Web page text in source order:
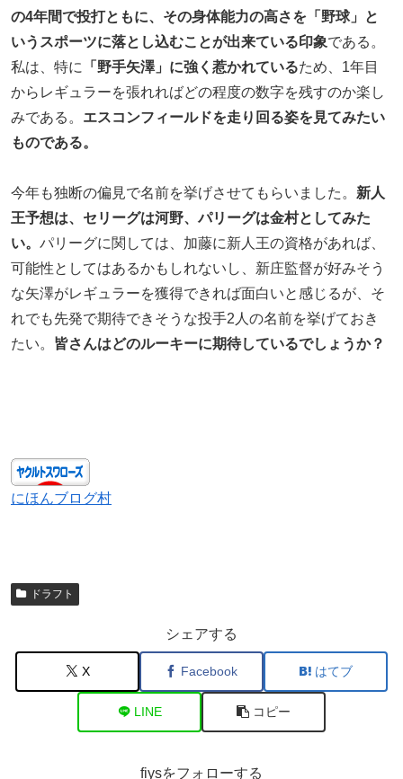
の4年間で投打ともに、その身体能力の高さを「野球」と
いうスポーツに落とし込むことが出来ている印象である。
私は、特に
「野手矢澤」に強く惹かれているため、1年目
からレギュラーを張れればどの程度の数字を残すのか楽し
みである。 エスコンフィールドを走り回る姿を見てみたい
ものである。
今年も独断の偏見で名前を挙げさせてもらいました。 新人
王予想は、セリーグは河野、パリーグは金村としてみた
い。 パリーグに関しては、加藤に新人王の資格があれば、
可能性としてはあるかもしれないし、新庄監督が好みそう
な矢澤がレギュラーを獲得できれば面白いと感じるが、そ
れでも先発で期待できそうな投手2人の名前を挙げておき
たい。 皆さんはどのルーキーに期待しているでしょうか？
にほんブログ村
ドラフト
シェアする
X Facebook はてブ
LINE コピー
fiysをフォローする